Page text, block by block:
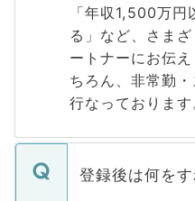
「年収1,500万
る」など、さま
ートナーにお伝
ちろん、非常勤
行なっております
登録後は何を